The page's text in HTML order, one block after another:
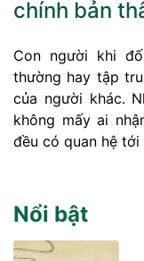
chính bản
Con người khi
thường hay tập
của người khác.
không mấy ai
đều có quan hệ tới
Nổi bật